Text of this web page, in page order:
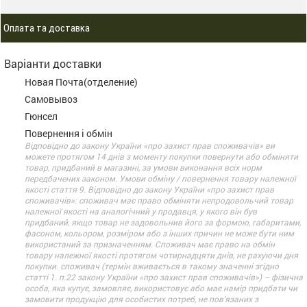
Оплата та доставка
Варіанти доставки
Новая Почта(отделение)
Самовывоз
Гюнсел
Повернення і обмін
Відповідно до закону України «про захист прав споживачів» ви
можете протягом 14 днів з моменту покупки повернути або обміняти
товар, придбаний в магазині, за умови виконання всіх норм
передбачених законом. Умови обміну / повернення товару належної
якості стаття 9. Відповідно до закону України «про захист прав
споживачів»: споживач має право обміняти непродовольчий товар
належної якості на аналогічний у продавця, у якого він був
придбаний, якщо товар не задовольнив його за формою, габаритами,
фасоном, кольором, розміром або з інших причин не може бути ним
використаний за призначенням. Споживач має право на обмін
товару належної якості протягом чотирнадцяти днів, не рахуючи дня
покупки. споживач (термін вживається в такому значенні згідно
статті 1. п.22 закону України «про захист прав споживачів») – фізична
особа, яка купує, замовляє, використовує або має намір придбати чи
замовити продукцію для особистих потреб, не пов’язаних з